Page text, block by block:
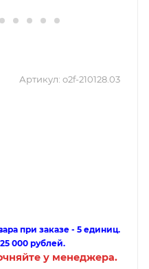
Артикул: o2f-210128.03
при заказе - 5 единиц.
000 рублей.
у менеджера.